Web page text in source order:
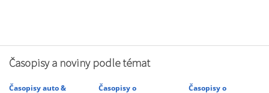
Časopisy a noviny podle témat
Časopisy auto &
Časopisy o
Časopisy o